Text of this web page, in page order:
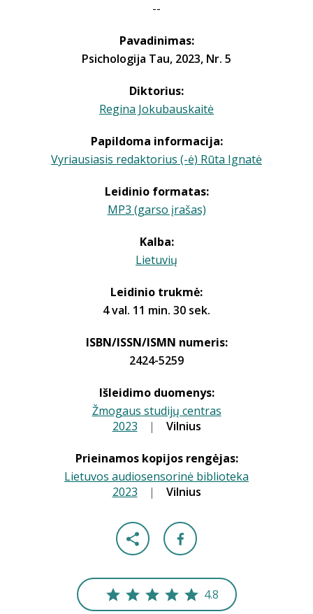
--
Pavadinimas:
Psichologija Tau, 2023, Nr. 5
Diktorius:
Regina Jokubauskaitė
Papildoma informacija:
Vyriausiasis redaktorius (-ė) Rūta Ignatė
Leidinio formatas:
MP3 (garso įrašas)
Kalba:
Lietuvių
Leidinio trukmė:
4 val. 11 min. 30 sek.
ISBN/ISSN/ISMN numeris:
2424-5259
Išleidimo duomenys:
Žmogaus studijų centras
2023 | Vilnius
Prieinamos kopijos rengėjas:
Lietuvos audiosensorinė biblioteka
2023 | Vilnius
4.8